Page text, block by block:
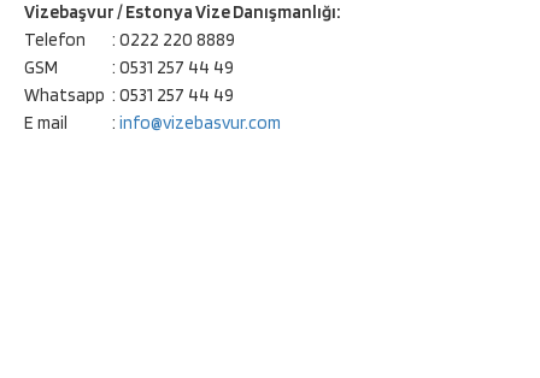
Vizebaşvur / Estonya Vize Danışmanlığı:
Telefon
: 0222 220 8889
GSM
: 0531 257 44 49
Whatsapp : 0531 257 44 49
E mail
: info@vizebasvur.com